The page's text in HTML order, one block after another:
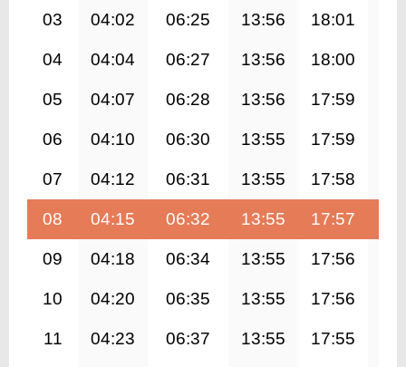
03 04:02 06:25 13:56 18:01
04 04:04 06:27 13:56 18:00
05 04:07 06:28 13:56 17:59
06 04:10 06:30 13:55 17:59
07 04:12 06:31 13:55 17:58
08 04:15 06:32 13:55 17:57
09 04:18 06:34 13:55 17:56
10 04:20 06:35 13:55 17:56
11 04:23 06:37 13:55 17:55